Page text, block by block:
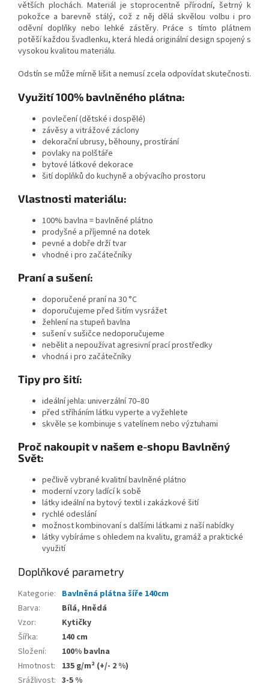
větších plochách. Materiál je stoprocentně přírodní, šetrný k
pokožce a barevně stálý, což z něj dělá skvělou volbu i pro
oděvní doplňky nebo lehké zástěry. Práce s tímto plátnem
potěší každou švadlenku, která hledá originální design spojený s
vysokou kvalitou materiálu.
Odstín se může mírně lišit a nemusí zcela odpovídat skutečnosti.
Využití 100% bavlněného plátna:
povlečení (dětské i dospělé)
závěsy a vitrážové záclony
dekorační ubrusy, běhouny, prostírání
povlaky na polštáře
bytové látkové dekorace
šití doplňků do kuchyně a obývacího prostoru
Vlastnosti materiálu:
100% bavlna = bavlněné plátno
prodyšné a příjemné na dotek
pevné a dobře drží tvar
vhodné i pro začátečníky
Praní a sušení:
doporučené praní na 30 °C
doporučujeme před šitím vysrážet
žehlení na stupeň bavlna
sušení v sušičce nedoporučujeme
nebělit a nepoužívat agresivní prací prostředky
vhodná i pro začátečníky
Tipy pro šití:
ideální jehla: univerzální 70–80
před stříháním látku vyperte a vyžehlete
skvěle se kombinuje s vatelínem nebo výztuhami
Proč nakoupit v našem e-shopu Bavlněný
Svět:
pečlivě vybrané kvalitní bavlněné plátno
moderní vzory ladící k sobě
látky ideální na bytový textil i zakázkové šití
rychlé odeslání
možnost kombinovaní s dalšími látkami z naší nabídky
látky vybíráme s ohledem na kvalitu, gramáž a praktické
využití
Doplňkové parametry
Kategorie: Bavlněná plátna šíře 140cm
Barva:
Bílá, Hnědá
Vzor:
Kytičky
Šířka:
140 cm
Složení:
100% bavlna
Hmotnost:
135 g/m² (+/- 2 %)
Srážlivost: 3-5 %